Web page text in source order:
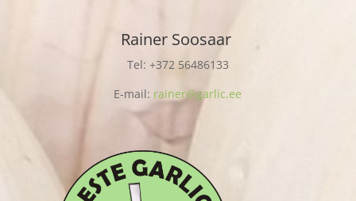
Rainer Soosaar
Tel: +372 56486133
E-mail: rainer@garlic.ee